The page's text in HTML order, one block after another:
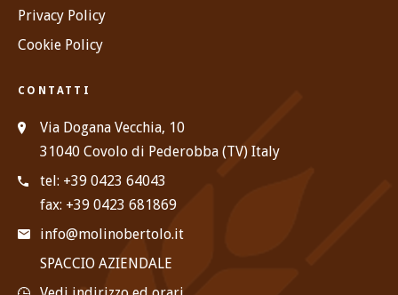
Privacy Policy
Cookie Policy
CONTATTI
Via Dogana Vecchia, 10
31040 Covolo di Pederobba (TV) Italy
tel: +39 0423 64043
fax: +39 0423 681869
info@molinobertolo.it
SPACCIO AZIENDALE